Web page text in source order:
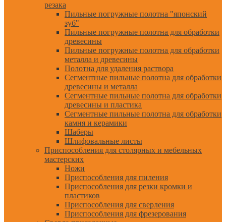
резака
Пильные погружные полотна "японский
зуб"
Пильные погружные полотна для обработки
древесины
Пильные погружные полотна для обработки
металла и древесины
Полотна для удаления раствора
Сегментные пильные полотна для обработки
древесины и металла
Сегментные пильные полотна для обработки
древесины и пластика
Сегментные пильные полотна для обработки
камня и керамики
Шаберы
Шлифовальные листы
Приспособления для столярных и мебельных
мастерских
Ножи
Приспособления для пиления
Приспособления для резки кромки и
пластиков
Приспособления для сверления
Приспособления для фрезерования